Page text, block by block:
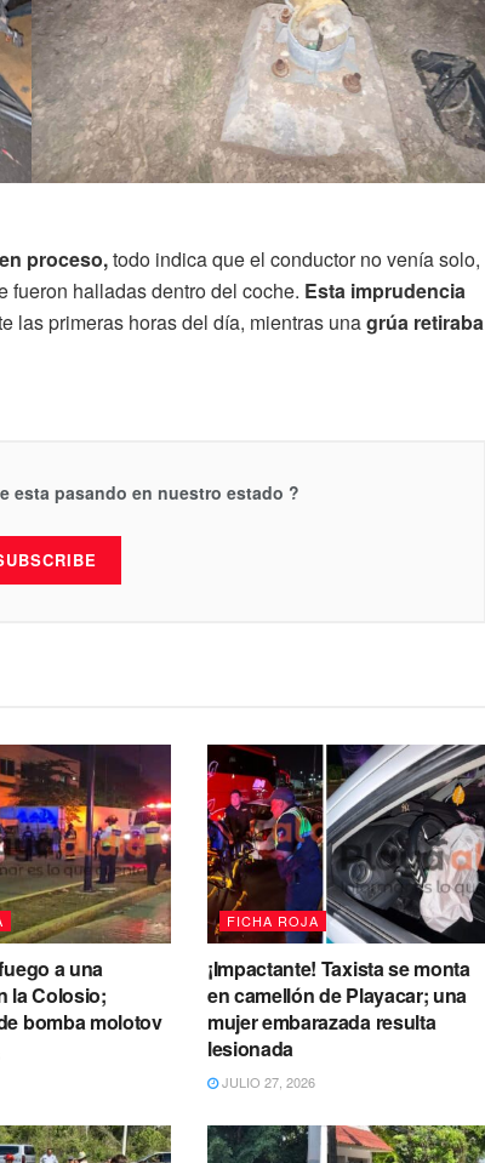
proceso,todo indica que el conductor no venía solo,
fueron halladas dentro del coche. Esta imprudencia
las primeras horas del día, mientras unagrúa retiraba
esta pasando en nuestro estado ?
a una
la Colosio;
bomba molotov
FICHA ROJA
¡Impactante! Taxista se monta
en camellón de Playacar; una
mujer embarazada resulta
lesionada
JULIO 27, 2026